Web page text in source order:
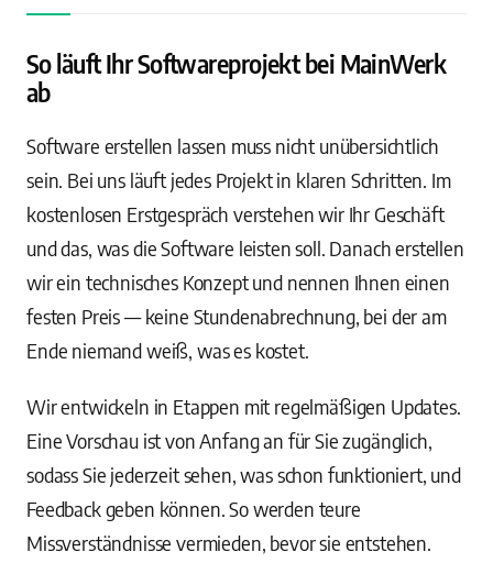
So läuft Ihr Softwareprojekt bei MainWerk
ab
Software erstellen lassen muss nicht unübersichtlich
sein. Bei uns läuft jedes Projekt in klaren Schritten. Im
kostenlosen Erstgespräch verstehen wir Ihr Geschäft
und das, was die Software leisten soll. Danach erstellen
wir ein technisches Konzept und nennen Ihnen einen
festen Preis — keine Stundenabrechnung, bei der am
Ende niemand weiß, was es kostet.
Wir entwickeln in Etappen mit regelmäßigen Updates.
Eine Vorschau ist von Anfang an für Sie zugänglich,
sodass Sie jederzeit sehen, was schon funktioniert, und
Feedback geben können. So werden teure
Missverständnisse vermieden, bevor sie entstehen.